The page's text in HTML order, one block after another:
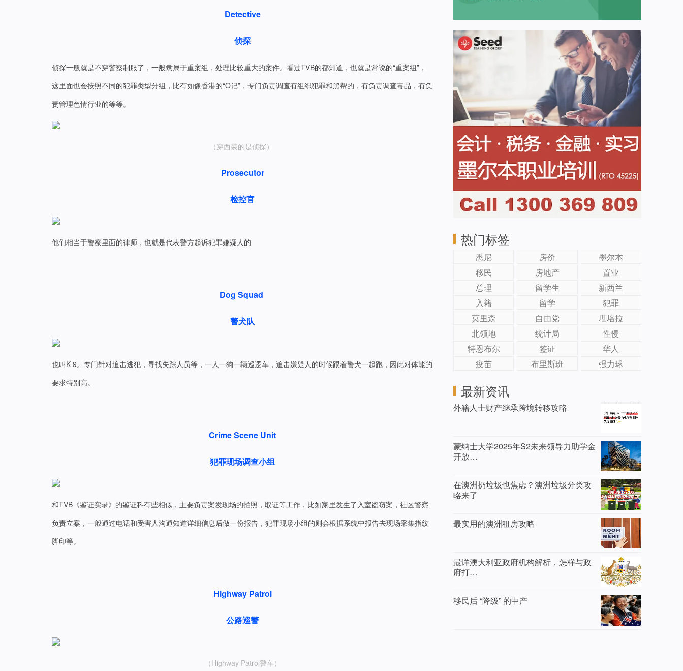
Detective
侦探
侦探一般就是不穿警察制服了，一般隶属于重案组，处理比较重大的案件。看过TVB的都知道，也就是常说的“重案组”，
这里面也会按照不同的犯罪类型分组，比有如像香港的“O记”，专门负责调查有组织犯罪和黑帮的，有负责调查毒品，有负
责管理色情行业的等等。
（穿西装的是侦探）
Prosecutor
检控官
他们相当于警察里面的律师，也就是代表警方起诉犯罪嫌疑人的
Dog Squad
警犬队
也叫K-9。专门针对追击逃犯，寻找失踪人员等，一人一狗一辆巡逻车，追击嫌疑人的时候跟着警犬一起跑，因此对体能的
要求特别高。
Crime Scene Unit
犯罪现场调查小组
和TVB《鉴证实录》的鉴证科有些相似，主要负责案发现场的拍照，取证等工作，比如家里发生了入室盗窃案，社区警察
负责立案，一般通过电话和受害人沟通知道详细信息后做一份报告，犯罪现场小组的则会根据系统中报告去现场采集指纹
脚印等。
Highway Patrol
公路巡警
（Highway Patrol警车）
热门标签
悉尼 房价
墨尔本
移民
房地产
置业
总理
留学生
新西兰
入籍
留学
犯罪
莫里森
自由党
堪培拉
北领地
统计局
性侵
特恩布尔
签证
华人
疫苗
布里斯班 强力球
最新资讯
外籍人士财产继承跨境转移攻略
蒙纳士大学2025年S2未来领导力助学金
开放…
在澳洲扔垃圾也焦虑？澳洲垃圾分类攻
略来了
最实用的澳洲租房攻略
最详澳大利亚政府机构解析，怎样与政
府打…
移民后 “降级” 的中产